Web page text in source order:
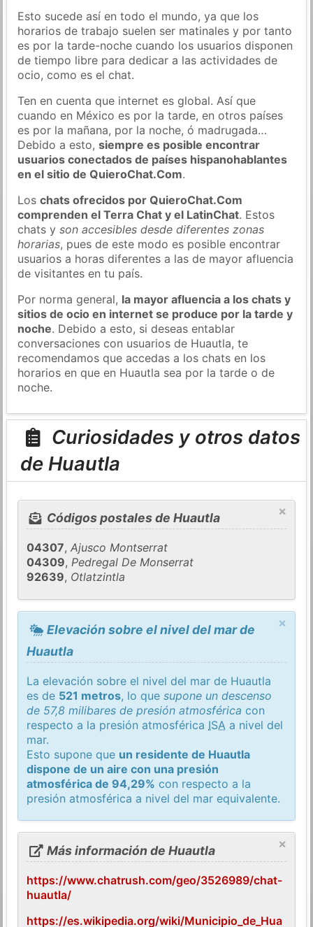
Esto sucede así en todo el mundo, ya que los
horarios de trabajo suelen ser matinales y por tanto
es por la tarde-noche cuando los usuarios disponen
de tiempo libre para dedicar a las actividades de
ocio, como es el chat.
Ten en cuenta que internet es global. Así que
cuando en México es por la tarde, en otros países
es por la mañana, por la noche, ó madrugada…
Debido a esto,siempre es posible encontrar
usuarios conectados de países hispanohablantes
en el sitio de QuieroChat.Com.
Loschats ofrecidos por QuieroChat.Com
comprenden el Terra Chat y el LatinChat. Estos
chats yson accesibles desde diferentes zonas
horarias, pues de este modo es posible encontrar
usuarios a horas diferentes a las de mayor afluencia
de visitantes en tu país.
Por norma general, la mayor afluencia a los chats y
sitios de ocio en internet se produce por la tarde y
noche. Debido a esto, si deseas entablar
conversaciones con usuarios de Huautla, te
recomendamos que accedas a los chats en los
horarios en que en Huautla sea por la tarde o de
noche.
Curiosidades y otros datos
de Huautla
×
Códigos postales de Huautla
04307,Ajusco Montserrat
04309,Pedregal De Monserrat
92639, Otlatzintla
×
Elevación sobre el nivel del mar de
Huautla
La elevación sobre el nivel del mar de Huautla
es de 521 metros, lo quesupone un descenso
de 57,8 milibares de presión atmosférica con
respecto a la presión atmosférica ISA a nivel del
mar.
Esto supone que un residente de Huautla
dispone de un aire con una presión
atmosférica de 94,29% con respecto a la
presión atmosférica a nivel del mar equivalente.
×
Más información de Huautla
https://www.chatrush.com/geo/3526989/chat-
huautla/
https://es.wikipedia.org/wiki/Municipio_de_Hua